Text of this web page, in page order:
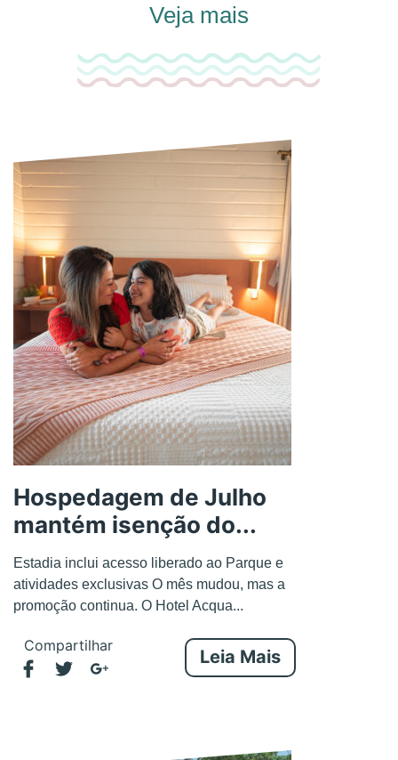
Veja mais
Hospedagem de Julho
mantém isenção do...
Estadia inclui acesso liberado ao Parque e
atividades exclusivas O mês mudou, mas a
promoção continua. O Hotel Acqua...
Compartilhar
Leia Mais